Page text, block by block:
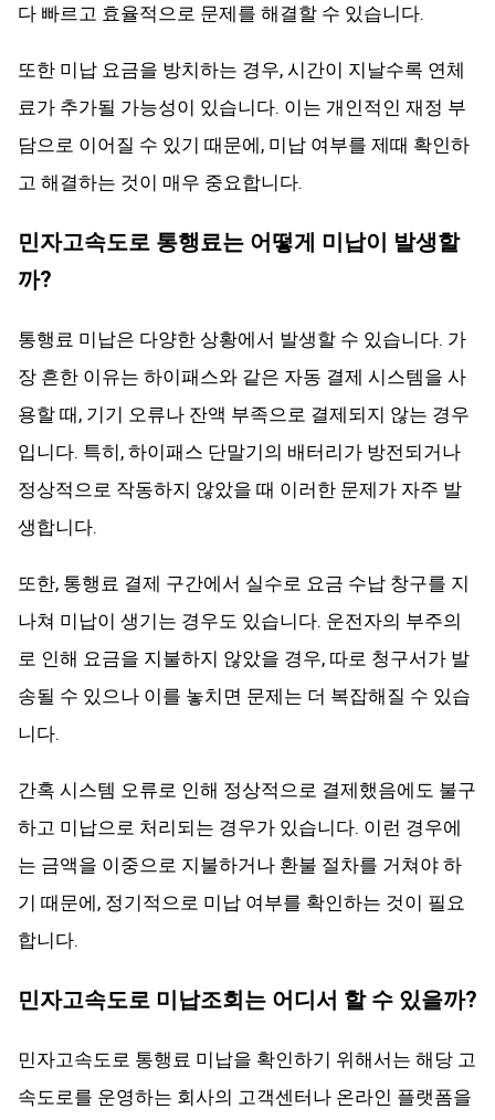
다 빠르고 효율적으로 문제를 해결할 수 있습니다.
또한 미납 요금을 방치하는 경우, 시간이 지날수록 연체
료가 추가될 가능성이 있습니다. 이는 개인적인 재정 부
담으로 이어질 수 있기 때문에, 미납 여부를 제때 확인하
고 해결하는 것이 매우 중요합니다.
민자고속도로 통행료는 어떻게 미납이 발생할
까?
통행료 미납은 다양한 상황에서 발생할 수 있습니다. 가
장 흔한 이유는 하이패스와 같은 자동 결제 시스템을 사
용할 때, 기기 오류나 잔액 부족으로 결제되지 않는 경우
입니다. 특히, 하이패스 단말기의 배터리가 방전되거나
정상적으로 작동하지 않았을 때 이러한 문제가 자주 발
생합니다.
또한, 통행료 결제 구간에서 실수로 요금 수납 창구를 지
나쳐 미납이 생기는 경우도 있습니다. 운전자의 부주의
로 인해 요금을 지불하지 않았을 경우, 따로 청구서가 발
송될 수 있으나 이를 놓치면 문제는 더 복잡해질 수 있습
니다.
간혹 시스템 오류로 인해 정상적으로 결제했음에도 불구
하고 미납으로 처리되는 경우가 있습니다. 이런 경우에
는 금액을 이중으로 지불하거나 환불 절차를 거쳐야 하
기 때문에, 정기적으로 미납 여부를 확인하는 것이 필요
합니다.
민자고속도로 미납조회는 어디서 할 수 있을까?
민자고속도로 통행료 미납을 확인하기 위해서는 해당 고
속도로를 운영하는 회사의 고객센터나 온라인 플랫폼을